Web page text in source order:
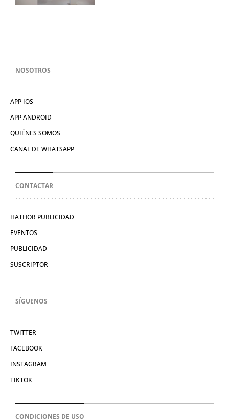
NOSOTROS
APP IOS
APP ANDROID
QUIÉNES SOMOS
CANAL DE WHATSAPP
CONTACTAR
HATHOR PUBLICIDAD
EVENTOS
PUBLICIDAD
SUSCRIPTOR
SÍGUENOS
TWITTER
FACEBOOK
INSTAGRAM
TIKTOK
CONDICIONES DE USO